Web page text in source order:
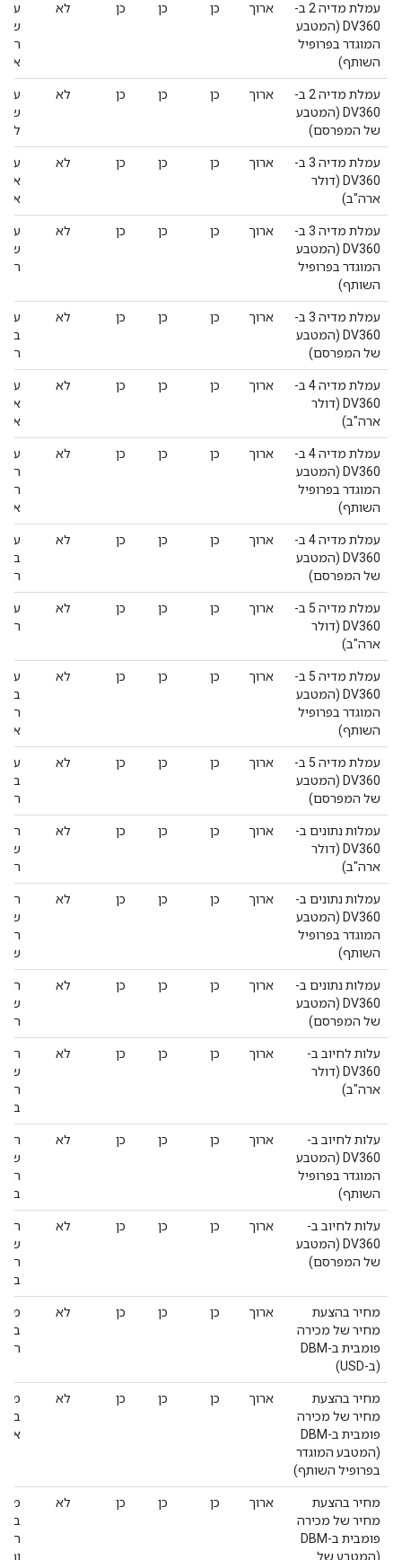
עמלת מדיה 2 ב-
DV360 (המטבע
המוגדר בפרופיל
השותף)
ארוך כן כן כן
לא
של
עמלת מדיה 2 ב-
DV360 (המטבע
של המפרסם)
ארוך כן כן כן
לא
של
עמלת מדיה 3 ב-
DV360 (דולר
ארה"ב)
ארוך כן כן כן
לא
עמלת מדיה 3 ב-
DV360 (המטבע
המוגדר בפרופיל
השותף)
ארוך כן כן כן
לא
עמלת מדיה 3 ב-
DV360 (המטבע
של המפרסם)
ארוך כן כן כן
לא
עמלת מדיה 4 ב-
DV360 (דולר
ארה"ב)
ארוך כן כן כן
לא
עמלת מדיה 4 ב-
DV360 (המטבע
המוגדר בפרופיל
השותף)
ארוך כן כן כן
לא
עמלת מדיה 4 ב-
DV360 (המטבע
של המפרסם)
ארוך כן כן כן
לא
עמלת מדיה 5 ב-
DV360 (דולר
ארה"ב)
ארוך כן כן כן
לא
עמלת מדיה 5 ב-
DV360 (המטבע
המוגדר בפרופיל
השותף)
ארוך כן כן כן
לא
עמלת מדיה 5 ב-
DV360 (המטבע
של המפרסם)
ארוך כן כן כן
לא
עמלות נתונים ב-
DV360 (דולר
ארה"ב)
ארוך כן כן כן לא
עמלות נתונים ב-
DV360 (המטבע
המוגדר בפרופיל
השותף)
ארוך כן כן כן לא
של
עמלות נתונים ב-
DV360 (המטבע
של המפרסם)
ארוך כן כן כן לא
עלות לחיוב ב-
DV360 (דולר
ארה"ב)
ארוך כן כן כן לא
עלות לחיוב ב-
DV360 (המטבע
המוגדר בפרופיל
השותף)
ארוך כן כן כן לא
עלות לחיוב ב-
DV360 (המטבע
של המפרסם)
ארוך כן כן כן לא
מחיר בהצעת
מחיר של מכירה
פומבית ב-DBM
(ב-USD)
ארוך כן כן כן לא
מחיר בהצעת
מחיר של מכירה
פומבית ב-DBM
(המטבע המוגדר
בפרופיל השותף)
ארוך כן כן כן לא
מחיר בהצעת
מחיר של מכירה
פומבית ב-DBM
(המטבע של
ארוך כן כן כן לא